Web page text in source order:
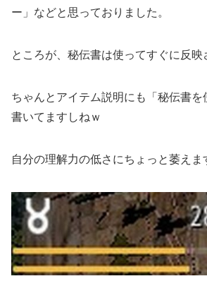
ー」などと思っておりました。
ところが、秘伝書は使ってすぐに反映
ちゃんとアイテム説明にも「秘伝書
書いてますしねｗ
自分の理解力の低さにちょっと萎えま